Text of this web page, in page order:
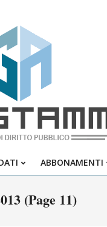
Primary
Menu
ABBONAMENTI
(Page 11)